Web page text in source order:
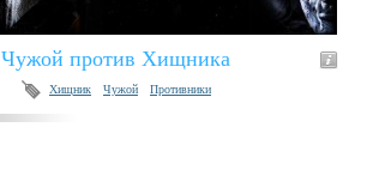
Чужой против Хищника
Хищник Чужой Противники